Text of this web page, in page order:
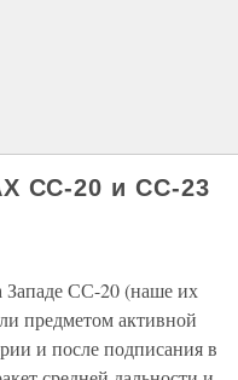
СС-20 и СС-23
Западе СС-20 (наше их
предметом активной
и после подписания в